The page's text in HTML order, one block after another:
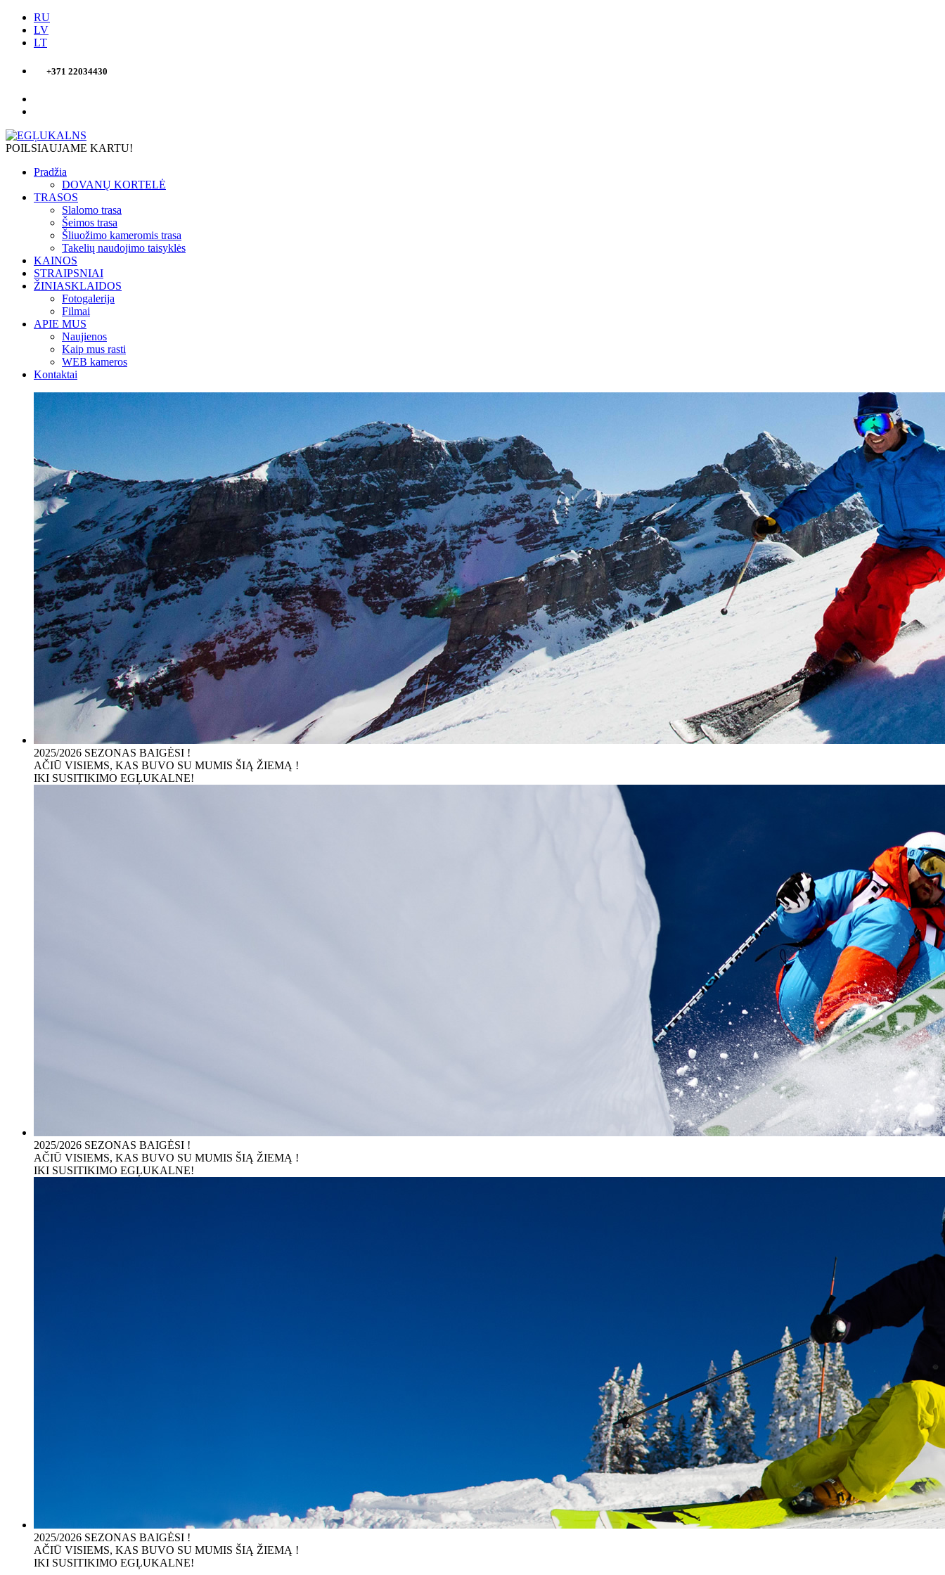
RU
LV
LT
+371 22034430
POILSIAUJAME KARTU!
Pradžia
DOVANŲ KORTELĖ
TRASOS
Slalomo trasa
Šeimos trasa
Šliuožimo kameromis trasa
Takelių naudojimo taisyklės
KAINOS
STRAIPSNIAI
ŽINIASKLAIDOS
Fotogalerija
Filmai
APIE MUS
Naujienos
Kaip mus rasti
WEB kameros
Kontaktai
2025/2026 SEZONAS BAIGĖSI !
AČIŪ VISIEMS, KAS BUVO SU MUMIS ŠIĄ ŽIEMĄ !
IKI SUSITIKIMO EGĻUKALNE!
2025/2026 SEZONAS BAIGĖSI !
AČIŪ VISIEMS, KAS BUVO SU MUMIS ŠIĄ ŽIEMĄ !
IKI SUSITIKIMO EGĻUKALNE!
2025/2026 SEZONAS BAIGĖSI !
AČIŪ VISIEMS, KAS BUVO SU MUMIS ŠIĄ ŽIEMĄ !
IKI SUSITIKIMO EGĻUKALNE!